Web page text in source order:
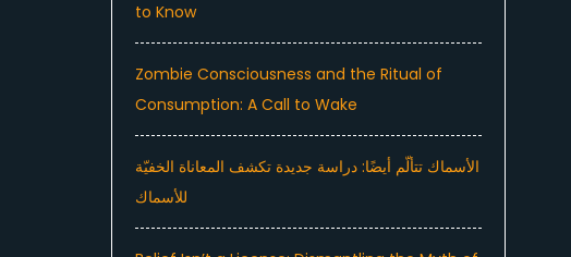
to Know
Zombie Consciousness and the Ritual of
Consumption: A Call to Wake
الأسماك تتألّم أيضًا: دراسة جديدة تكشف المعاناة الخفيّة
للأسماك